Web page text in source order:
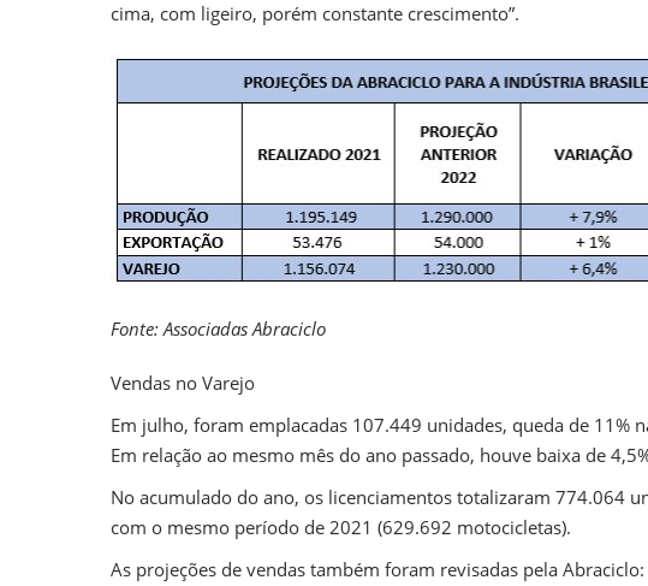
cima, com ligeiro, porém constante crescimento”.
Fonte: Associadas Abraciclo
Vendas no Varejo
Em julho, foram emplacadas 107.449 unidades, queda de 11%
Em relação ao mesmo mês do ano passado, houve baixa de
No acumulado do ano, os licenciamentos totalizaram 774.064
com o mesmo período de 2021 (629.692 motocicletas).
As projeções de vendas também foram revisadas pela